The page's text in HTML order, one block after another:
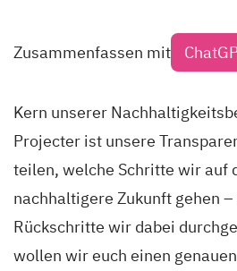
Zusammenfassen mit
Kern unserer
Projecter ist unsere
teilen, welche Schritte wir auf
nachhaltigere Zukunft gehen
Rückschritte wir dabei
wollen wir euch einen